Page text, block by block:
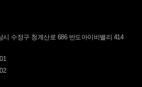
시 수정구 청계산로 686 반도아이비밸리 414